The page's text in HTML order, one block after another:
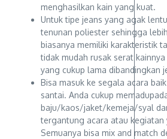
menghasilkan kain yang kuat.
Untuk tipe jeans yang agak
tenunan poliester sehingga
biasanya memiliki karakteristik
tidak mudah rusak serat
yang cukup lama dibandingkan
Bisa masuk ke segala acara
santai. Anda cukup
baju/kaos/jaket/kemeja/syal
tergantung acara atau kegiatan
Semuanya bisa mix and match